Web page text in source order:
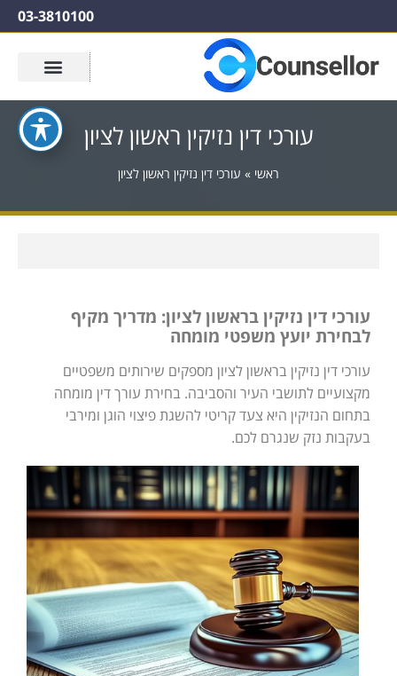
03-3810100
עורכי דין נזיקין ראשון לציון
ראשי » עורכי דין נזיקין ראשון לציון
עורכי דין נזיקין בראשון לציון: מדריך מקיף
לבחירת יועץ משפטי מומחה
עורכי דין נזיקין בראשון לציון מספקים שירותים משפטיים
מקצועיים לתושבי העיר והסביבה. בחירת עורך דין מומחה
בתחום הנזיקין היא צעד קריטי להשגת פיצוי הוגן ומירבי
בעקבות נזק שנגרם לכם.